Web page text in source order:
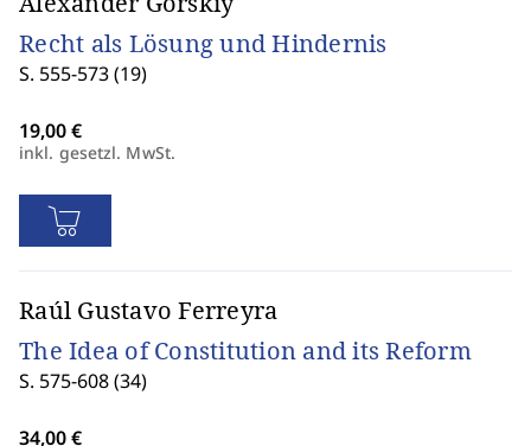
Recht als Lösung und Hindernis
S. 555-573 (19)
inkl. gesetzl. MwSt.
Raúl Gustavo Ferreyra
The Idea of Constitution and its Reform
S. 575-608 (34)